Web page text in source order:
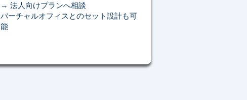
→ 法人向けプランへ相談
バーチャルオフィスとのセット設計も可
能